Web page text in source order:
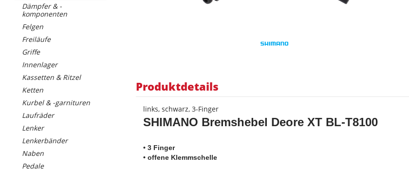
Dämpfer & -
komponenten
Felgen
Freiläufe
Griffe
Innenlager
Kassetten & Ritzel
Ketten
Kurbel & -garnituren
Laufräder
Lenker
Lenkerbänder
Naben
Pedale
Produktdetails
links, schwarz, 3-Finger
SHIMANO Bremshebel Deore XT BL-T8100
• 3 Finger
• offene Klemmschelle